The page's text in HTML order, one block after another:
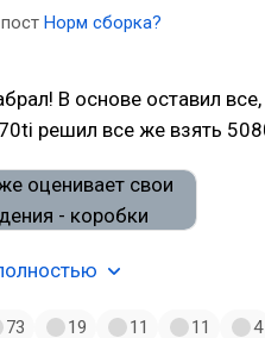
Норм сборка?
В основе оставил
решил все же взять
73 19 11 11 4